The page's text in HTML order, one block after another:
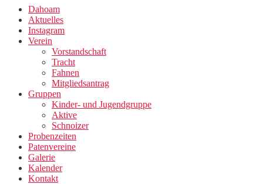
Dahoam
Aktuelles
Instagram
Verein
Vorstandschaft
Tracht
Fahnen
Mitgliedsantrag
Gruppen
Kinder- und Jugendgruppe
Aktive
Schnoizer
Probenzeiten
Patenvereine
Galerie
Kalender
Kontakt